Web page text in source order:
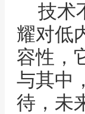
技术
耀对低
容性，
与其中
待，未